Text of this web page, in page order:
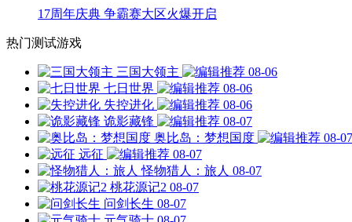
17周年庆典 争霸赛大区火爆开启
热门测试游戏
三国大领主
08-06
七日世界
08-06
失控进化
08-06
诡影藏锋
08-07
奥比岛：梦想国度
08-07
远征
08-07
怪物猎人：旅人 08-07
桃花源记2 08-07
问剑长生 08-07